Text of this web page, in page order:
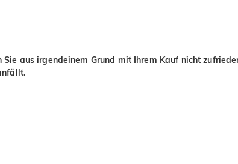
aus irgendeinem Grund mit Ihrem Kauf nicht